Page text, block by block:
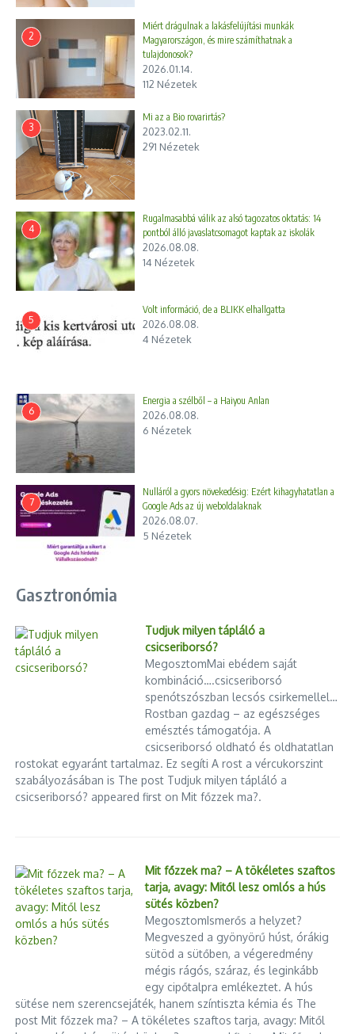
2
Miért drágulnak a lakásfelújítási munkák
Magyarországon, és mire számíthatnak a
tulajdonosok?
2026.01.14.
112 Nézetek
3
Mi az a Bio rovarirtás?
2023.02.11.
291 Nézetek
4
Rugalmasabbá válik az alsó tagozatos oktatás: 14
pontból álló javaslatcsomagot kaptak az iskolák
2026.08.08.
14 Nézetek
5
Volt információ, de a BLIKK elhallgatta
2026.08.08.
4 Nézetek
6
Energia a szélből – a Haiyou Anlan
2026.08.08.
6 Nézetek
7
Nulláról a gyors növekedésig: Ezért kihagyhatatlan a
Google Ads az új weboldalaknak
2026.08.07.
5 Nézetek
Gasztronómia
Tudjuk milyen tápláló a
csicseriborsó?
MegosztomMai ebédem saját
kombináció….csicseriborsó
spenótszószban lecsós csirkemellel…
Rostban gazdag – az egészséges
emésztés támogatója. A
csicseriborsó oldható és oldhatatlan
rostokat egyaránt tartalmaz. Ez segíti A rost a vércukorszint
szabályozásában is The post Tudjuk milyen tápláló a
csicseriborsó? appeared first on Mit főzzek ma?.
Mit főzzek ma? – A tökéletes szaftos
tarja, avagy: Mitől lesz omlós a hús
sütés közben?
MegosztomIsmerős a helyzet?
Megveszed a gyönyörű húst, órákig
sütöd a sütőben, a végeredmény
mégis rágós, száraz, és leginkább
egy cipőtalpra emlékeztet. A hús
sütése nem szerencsejáték, hanem színtiszta kémia és The
post Mit főzzek ma? – A tökéletes szaftos tarja, avagy: Mitől